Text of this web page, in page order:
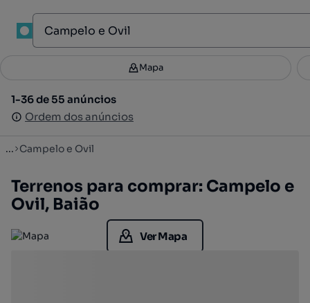
Filtros 2
1-36 de 55 anúncios
Ordem dos anúncios
Mapa
1-36 de 55 anúncios
Ordem dos anúncios
... Campelo e Ovil
Terrenos para comprar: Campelo e
Ovil, Baião
Ver Mapa